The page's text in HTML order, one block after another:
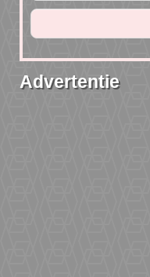
Advertentie